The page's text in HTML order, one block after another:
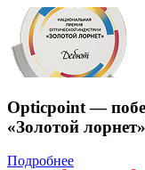
Opticpoint —
«Золотой
Подробнее